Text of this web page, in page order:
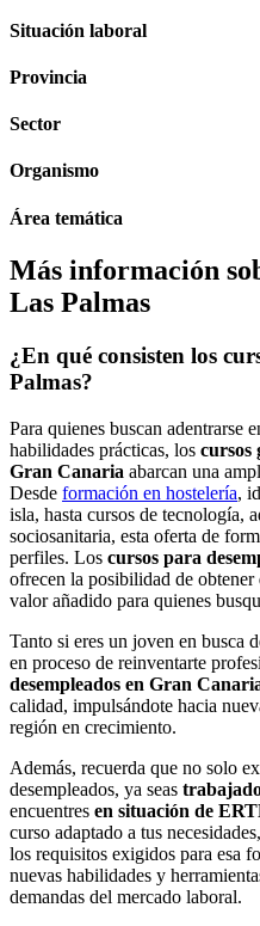
Situación laboral
Provincia
Sector
Organismo
Área temática
Más información
Las Palmas
¿En qué consisten los
Palmas?
Para quienes buscan adentrarse
habilidades prácticas, los cursos
Gran Canaria abarcan una
Desde formación en hostelería,
isla, hasta cursos de tecnología,
sociosanitaria, esta oferta de
perfiles. Los cursos para
ofrecen la posibilidad de obtener
valor añadido para quienes
Tanto si eres un joven en busca
en proceso de reinventarte
desempleados en Gran
calidad, impulsándote hacia
región en crecimiento.
Además, recuerda que no solo
desempleados, ya seas
encuentres en situación de
curso adaptado a tus
los requisitos exigidos para esa
nuevas habilidades y
demandas del mercado laboral.